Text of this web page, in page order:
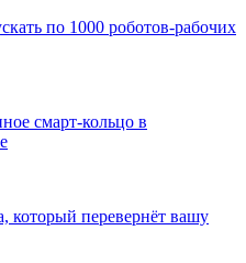
по 1000 роботов-рабочих
смарт-кольцо в
который перевернёт вашу